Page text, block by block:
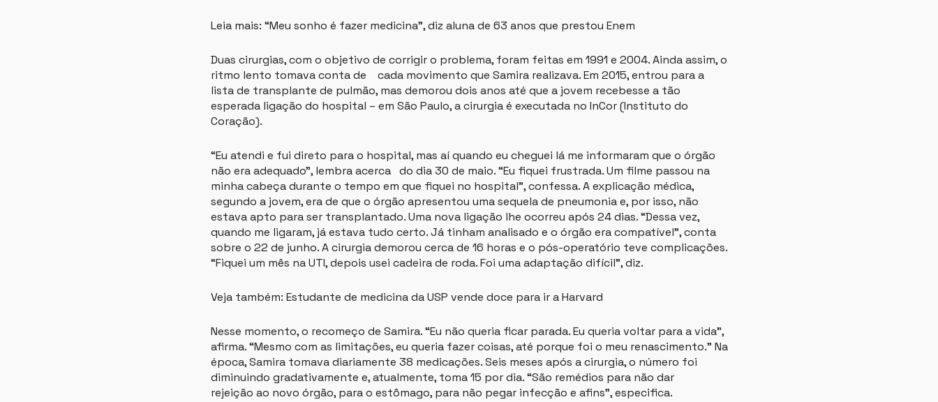
Leia mais: “Meu sonho é fazer medicina”, diz aluna de 63 anos que prestou Enem
Duas cirurgias, com o objetivo de corrigir o problema, foram feitas em 1991 e 2004. Ainda assim, o
ritmo lento tomava conta de cada movimento que Samira realizava. Em 2015, entrou para a
lista de transplante de pulmão, mas demorou dois anos até que a jovem recebesse a tão
esperada ligação do hospital – em São Paulo, a cirurgia é executada no InCor (Instituto do
Coração).
“Eu atendi e fui direto para o hospital, mas aí quando eu cheguei lá me informaram que o órgão
não era adequado”, lembra acerca do dia 30 de maio. “Eu fiquei frustrada. Um filme passou na
minha cabeça durante o tempo em que fiquei no hospital”, confessa. A explicação médica,
segundo a jovem, era de que o órgão apresentou uma sequela de pneumonia e, por isso, não
estava apto para ser transplantado. Uma nova ligação lhe ocorreu após 24 dias. “Dessa vez,
quando me ligaram, já estava tudo certo. Já tinham analisado e o órgão era compatível”, conta
sobre o 22 de junho. A cirurgia demorou cerca de 16 horas e o pós-operatório teve complicações.
“Fiquei um mês na UTI, depois usei cadeira de roda. Foi uma adaptação difícil”, diz.
Veja também: Estudante de medicina da USP vende doce para ir a Harvard
Nesse momento, o recomeço de Samira. “Eu não queria ficar parada. Eu queria voltar para a vida”,
afirma. “Mesmo com as limitações, eu queria fazer coisas, até porque foi o meu renascimento.” Na
época, Samira tomava diariamente 38 medicações. Seis meses após a cirurgia, o número foi
diminuindo gradativamente e, atualmente, toma 15 por dia. “São remédios para não dar
rejeição ao novo órgão, para o estômago, para não pegar infecção e afins”, especifica.